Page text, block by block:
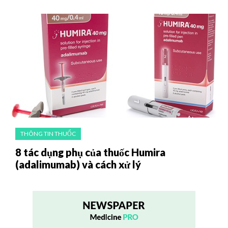
THÔNG TIN THUỐC
8 tác dụng phụ của thuốc Humira
(adalimumab) và cách xử lý